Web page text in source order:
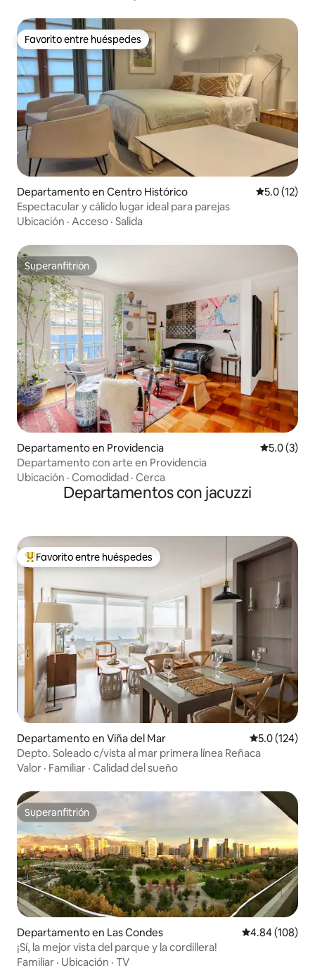
Favorito entre huéspedes
Favorito entre huéspedes
Departamento en Centro Histórico Calificación
5.0 (12)
Espectacular y cálido lugar ideal para parejas
Ubicación · Acceso · Salida
Superanfitrión
Superanfitrión
Departamento en Providencia
5.0 (3)
Departamento con arte en Providencia
Ubicación · Comodidad · Cerca
Departamentos con jacuzzi
De los mejores en Favorito entre huéspedes
Favorito entre huéspedes
Departamento en Viña del Mar Calificación
5.0 (124)
Depto. Soleado c/vista al mar primera línea Reñaca
Valor · Familiar · Calidad del sueño
Superanfitrión
Superanfitrión
Departamento en Las Condes Calificación
4.84 (108)
¡Sí, la mejor vista del parque y la cordillera!
Familiar · Ubicación · TV